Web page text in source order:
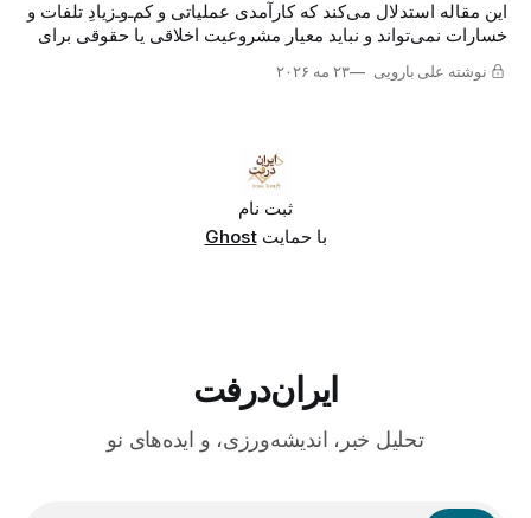
این مقاله استدلال می‌کند که کارآمدی عملیاتی و کم‌ـ‌وـ‌زیادِ تلفات و
خسارات نمی‌تواند و نباید معیار مشروعیت اخلاقی یا حقوقی برای
تهاجم نظامی به قصد تغییر یک حکومت باشد.
نوشته علی بارویی ۲۳ مه ۲۰۲۶
ثبت نام
با حمایتGhost
ایران‌درفت
تحلیل خبر، اندیشه‌ورزی، و ایده‌های نو